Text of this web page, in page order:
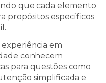
que cada elemento
propósitos específicos
em
conhecem
para questões como
simplificada e